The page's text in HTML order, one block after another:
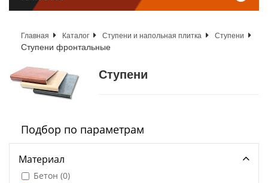
Главная Каталог Ступени и напольная плитка Ступени
Ступени фронтальные
Ступени
Подбор по параметрам
Материал
Бетон (0)